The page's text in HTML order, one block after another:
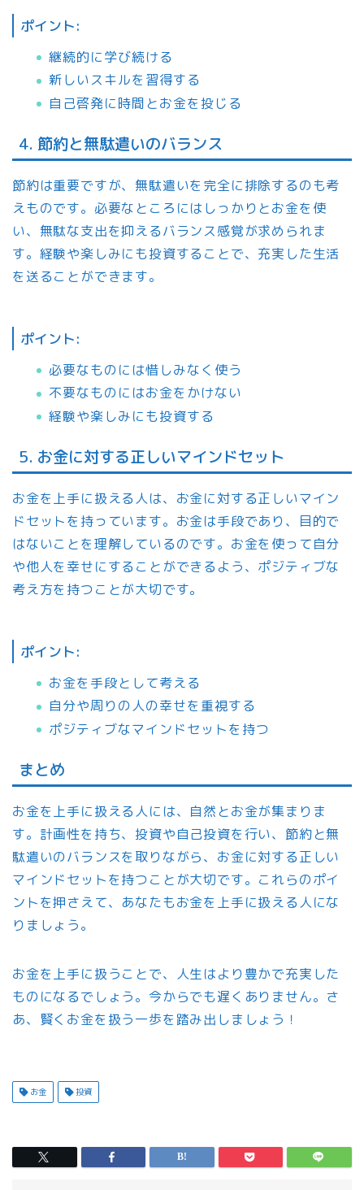
ポイント:
継続的に学び続ける
新しいスキルを習得する
自己啓発に時間とお金を投じる
4. 節約と無駄遣いのバランス
節約は重要ですが、無駄遣いを完全に排除するのも考
えものです。必要なところにはしっかりとお金を使
い、無駄な支出を抑えるバランス感覚が求められま
す。経験や楽しみにも投資することで、充実した生活
を送ることができます。
ポイント:
必要なものには惜しみなく使う
不要なものにはお金をかけない
経験や楽しみにも投資する
5. お金に対する正しいマインドセット
お金を上手に扱える人は、お金に対する正しいマイン
ドセットを持っています。お金は手段であり、目的で
はないことを理解しているのです。お金を使って自分
や他人を幸せにすることができるよう、ポジティブな
考え方を持つことが大切です。
ポイント:
お金を手段として考える
自分や周りの人の幸せを重視する
ポジティブなマインドセットを持つ
まとめ
お金を上手に扱える人には、自然とお金が集まりま
す。計画性を持ち、投資や自己投資を行い、節約と無
駄遣いのバランスを取りながら、お金に対する正しい
マインドセットを持つことが大切です。これらのポイ
ントを押さえて、あなたもお金を上手に扱える人にな
りましょう。
お金を上手に扱うことで、人生はより豊かで充実した
ものになるでしょう。今からでも遅くありません。さ
あ、賢くお金を扱う一歩を踏み出しましょう！
お金 投資